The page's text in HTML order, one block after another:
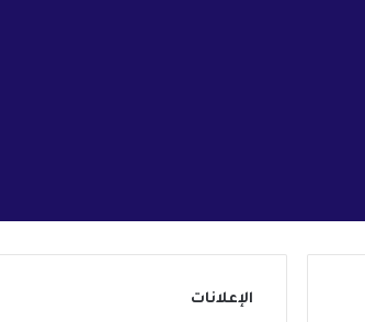
الإعلانات